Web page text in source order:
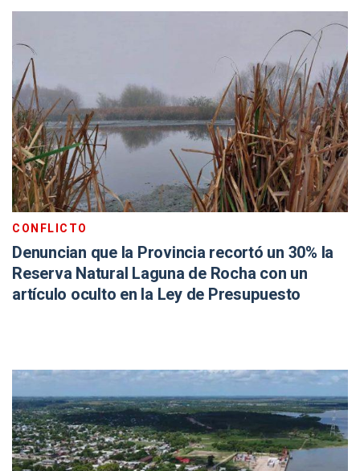
CONFLICTO
Denuncian que la Provincia recortó un 30% la
Reserva Natural Laguna de Rocha con un
artículo oculto en la Ley de Presupuesto